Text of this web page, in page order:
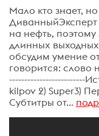
Мало кто знает,
на нефть,
длинных
обсудим умение
говорится: слово
-------------------------
kilpov 2) Super3)
Субтитры от...